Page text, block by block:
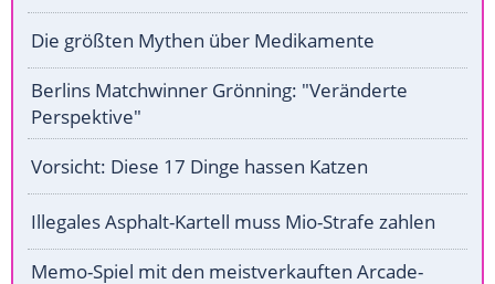
Die größten Mythen über Medikamente
Berlins Matchwinner Grönning: "Veränderte
Perspektive"
Vorsicht: Diese 17 Dinge hassen Katzen
Illegales Asphalt-Kartell muss Mio-Strafe zahlen
Memo-Spiel mit den meistverkauften Arcade-